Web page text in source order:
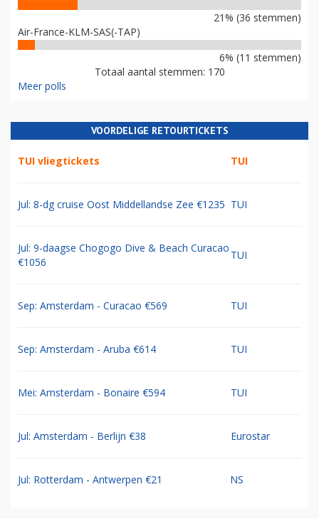
21% (36 stemmen)
Air-France-KLM-SAS(-TAP)
6% (11 stemmen)
Totaal aantal stemmen: 170
Meer polls
VOORDELIGE RETOURTICKETS
TUI vliegtickets TUI
Jul: 8-dg cruise Oost Middellandse Zee €1235 TUI
Jul: 9-daagse Chogogo Dive & Beach Curacao
€1056
TUI
Sep: Amsterdam - Curacao €569 TUI
Sep: Amsterdam - Aruba €614 TUI
Mei: Amsterdam - Bonaire €594 TUI
Jul: Amsterdam - Berlijn €38 Eurostar
Jul: Rotterdam - Antwerpen €21 NS